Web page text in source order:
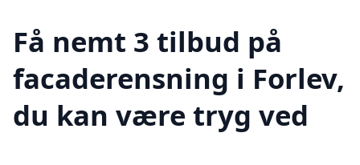
Få nemt 3 tilbud på
facaderensning i Forlev,
du kan være tryg ved